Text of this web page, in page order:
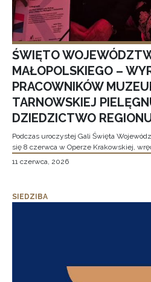
ŚWIĘTO
MAŁOPOLSKIEGO –
PRACOWNIKÓW
TARNOWSKIEJ
DZIEDZICTWO
Podczas uroczystej Gali Święta
się 8 czerwca w Operze Krakowskiej,
11 czerwca, 2026
SIEDZIBA